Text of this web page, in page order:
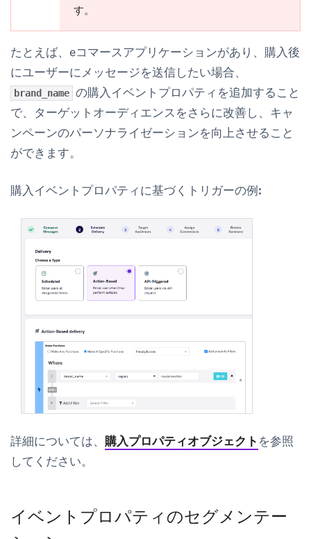
す。
たとえば、eコマースアプリケーションがあり、購入後
にユーザーにメッセージを送信したい場合、
brand_name の購入イベントプロパティを追加すること
で、ターゲットオーディエンスをさらに改善し、キャ
ンペーンのパーソナライゼーションを向上させること
ができます。
購入イベントプロパティに基づくトリガーの例:
詳細については、 購入プロパティオブジェクト を参照
してください。
イベントプロパティのセグメンテー